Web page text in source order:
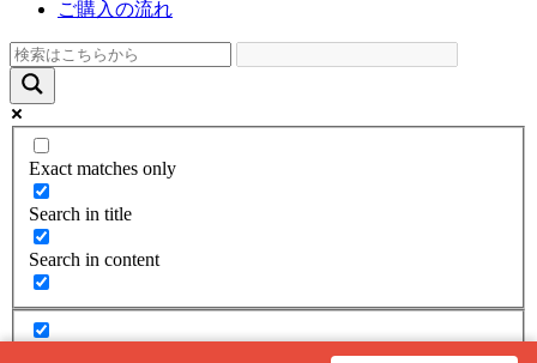
ご購入の流れ
Exact matches only
Search in title
Search in content